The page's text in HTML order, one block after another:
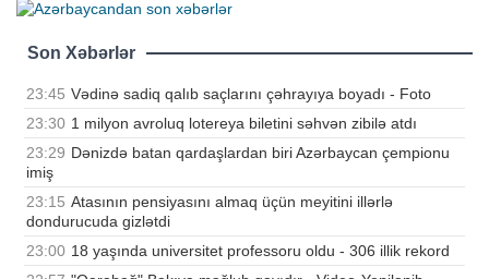
Son Xəbərlər
23:45 Vədinə sadiq qalıb saçlarını çəhrayıya boyadı - Foto
23:30 1 milyon avroluq lotereya biletini səhvən zibilə atdı
23:29 Dənizdə batan qardaşlardan biri Azərbaycan çempionu
imiş
23:15 Atasının pensiyasını almaq üçün meyitini illərlə
dondurucuda gizlətdi
23:00 18 yaşında universitet professoru oldu - 306 illik rekord